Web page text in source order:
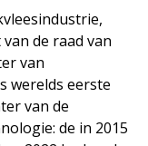
de raad van
van
werelds eerste
van de
de in 2015